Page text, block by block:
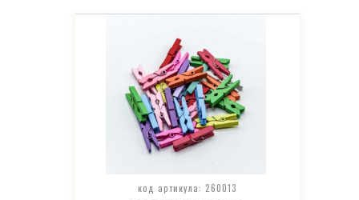
код артикула: 260013